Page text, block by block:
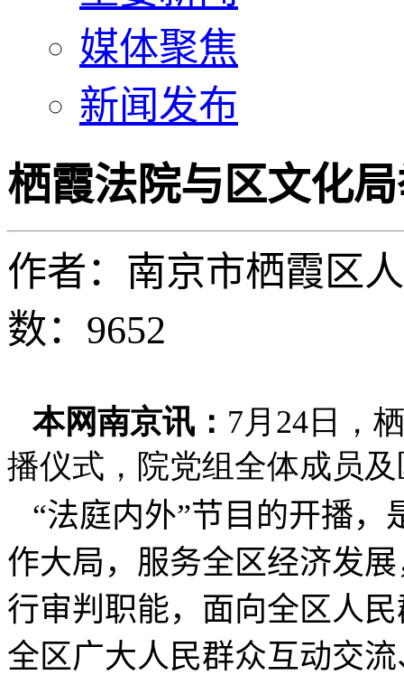
媒体聚焦
新闻发布
栖霞法院与区文化
作者：南京市栖霞区
数：9652
本网南京讯： 7月24日，
播仪式，院党组全体成员
“法庭内外”节目的开播
作大局，服务全区经济发
行审判职能，面向全区人
全区广大人民群众互动交